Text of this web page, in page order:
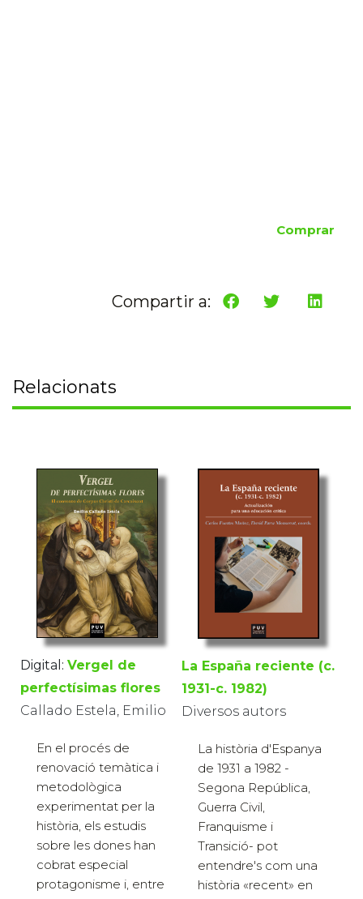
Comprar
Compartir a:
Relacionats
Digital: Vergel de
perfectísimas flores
Callado Estela, Emilio
En el procés de
renovació temàtica i
metodològica
experimentat per la
història, els estudis
sobre les dones han
cobrat especial
protagonisme i, entre
La España reciente (c.
1931-c. 1982)
Diversos autors
La història d'Espanya
de 1931 a 1982 -
Segona República,
Guerra Civil,
Franquisme i
Transició- pot
entendre's com una
història «recent» en